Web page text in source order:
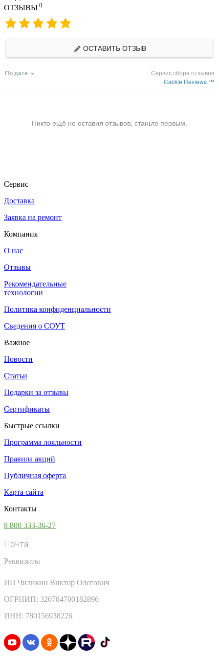
ОТЗЫВЫ 0
ОСТАВИТЬ ОТЗЫВ
По дате
Сервис сбора отзывов
Cackle Reviews ™
Никто ещё не оставил отзывов, станьте первым.
Сервис
Доставка
Заявка на ремонт
Компания
О нас
Отзывы
Рекомендательные
технологии
Политика конфиденциальности
Сведения о СОУТ
Важное
Новости
Статьи
Подарки за отзывы
Сертификаты
Быстрые ссылки
Программа лояльности
Правила акций
Публичная оферта
Карта сайта
Контакты
8 800 333-36-27
Почта:
Реквизиты
ИП Чиликин Виктор Олегович
ОГРНИП: 320784700182896
ИНН: 780156938226